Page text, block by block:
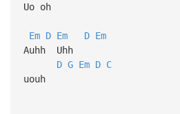
Uo oh
Em D Em D Em
Auhh Uhh
D G Em D C
uouh